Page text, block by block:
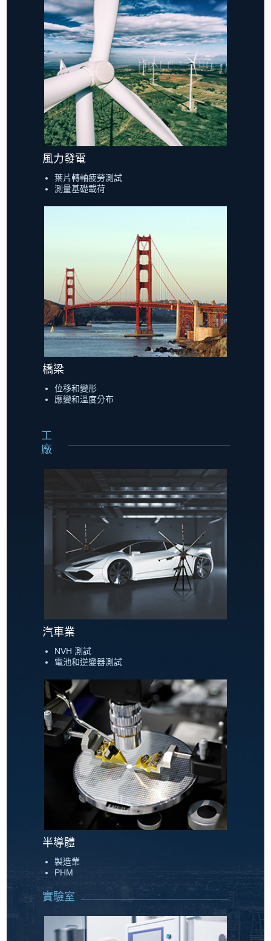
風力發電
葉片轉軸疲勞測試
測量基礎載荷
橋梁
位移和變形
應變和溫度分布
工
廠
汽車業
NVH 測試
電池和逆變器測試
半導體
製造業
PHM
實驗室